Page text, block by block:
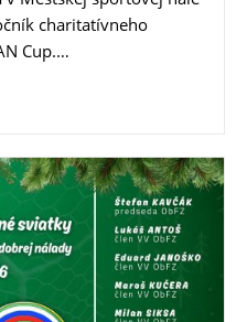
charitatívneho
Cup.…